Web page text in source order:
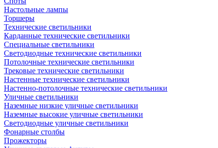
Настольные лампы
Торшеры
Технические светильники
Карданные технические светильники
Специальные светильники
Светодиодные технические светильники
Потолочные технические светильники
Трековые технические светильники
Настенные технические светильники
Настенно-потолочные технические светильники
Уличные светильники
Наземные низкие уличные светильники
Наземные высокие уличные светильники
Светодиодные уличные светильники
Фонарные столбы
Прожекторы